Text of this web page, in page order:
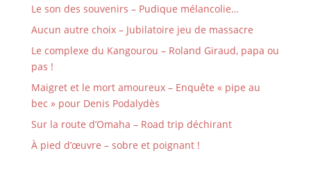
Le son des souvenirs – Pudique mélancolie…
Aucun autre choix – Jubilatoire jeu de massacre
Le complexe du Kangourou – Roland Giraud, papa ou
pas !
Maigret et le mort amoureux – Enquête « pipe au
bec » pour Denis Podalydès
Sur la route d’Omaha – Road trip déchirant
À pied d’œuvre – sobre et poignant !